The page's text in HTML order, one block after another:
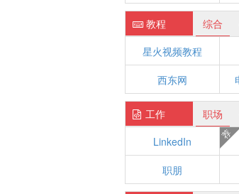
教程 综合
星火视频教程
西东网
工作 职场
LinkedIn
荐
职朋